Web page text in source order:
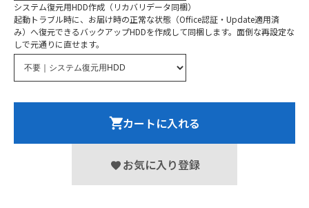
システム復元用HDD作成（リカバリデータ同梱）
起動トラブル時に、お届け時の正常な状態（Office認証・Update適用済
み）へ復元できるバックアップHDDを作成して同梱します。面倒な再設定な
しで元通りに直せます。
カートに入れる
お気に入り登録